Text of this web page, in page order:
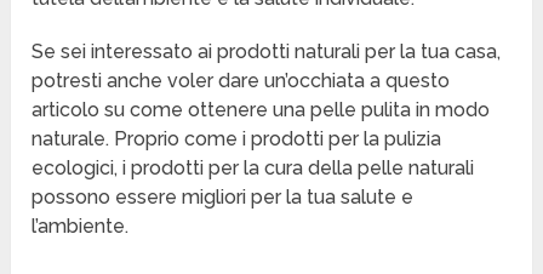
Se sei interessato ai prodotti naturali per la tua casa,
potresti anche voler dare un’occhiata a questo
articolo su come ottenere una pelle pulita in modo
naturale. Proprio come i prodotti per la pulizia
ecologici, i prodotti per la cura della pelle naturali
possono essere migliori per la tua salute e
l’ambiente.